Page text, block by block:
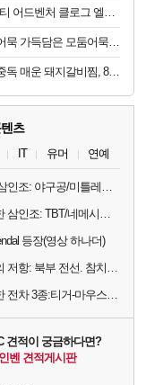
크록스 에코 시티 어드벤처 클로그 엘리펀트 213115-1LM 남여공용 220
50%할인 삼진어묵 가득담은 모둠어묵탕, 484g, 2개
62%할인 고기중독 매운 돼지갈비찜, 800g, 2개
츠
IT 유머 연예
[골탱] 독일 삼인조: 야구공/미틀레러/예거
[골탱] 강대한 삼인조: TBT/네메시스/LT-432
등장(영상 하나더)
[골탱] 최후의 저항: 북부 전선. 참치캔 등
[골탱] 강력한 전차 3종:티거-마우스/콘트라딕셔스/스트릿식사
견적이 궁금하다면?
벤 견적게시판